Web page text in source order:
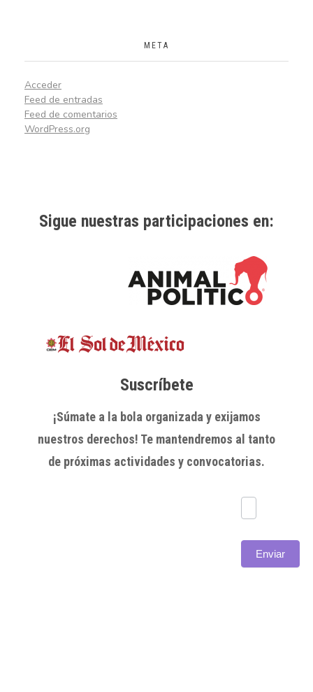
META
Acceder
Feed de entradas
Feed de comentarios
WordPress.org
Sigue nuestras participaciones en:
Suscríbete
¡Súmate a la bola organizada y exijamos
nuestros derechos! Te mantendremos al tanto
de próximas actividades y convocatorias.
Subscríbete
Enviar